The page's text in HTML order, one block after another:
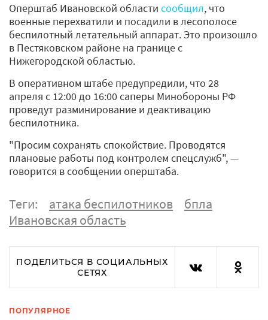
Оперштаб Ивановской области сообщил, что
военные перехватили и посадили в лесополосе
беспилотный летательный аппарат. Это произошло
в Пестяковском районе на границе с
Нижегородской областью.
В оперативном штабе предупредили, что 28
апреля с 12:00 до 16:00 саперы Минобороны РФ
проведут разминирование и деактивацию
беспилотника.
"Просим сохранять спокойствие. Проводятся
плановые работы под контролем спецслужб", —
говорится в сообщении оперштаба.
Теги: атака беспилотников
бпла
Ивановская область
ПОДЕЛИТЬСЯ В СОЦИАЛЬНЫХ
СЕТЯХ
ПОПУЛЯРНОЕ